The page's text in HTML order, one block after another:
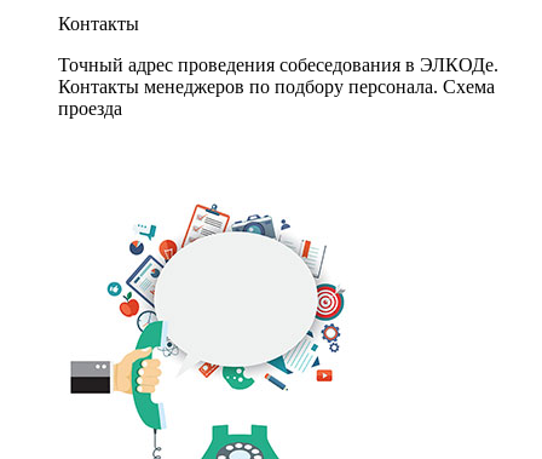
Контакты
Точный адрес проведения собеседования в ЭЛКОДе.
Контакты менеджеров по подбору персонала. Схема
проезда